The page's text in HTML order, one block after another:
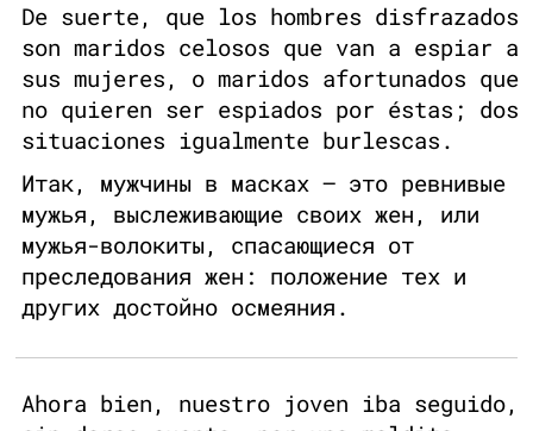
De suerte, que los hombres disfrazados
son maridos celosos que van a espiar a
sus mujeres, o maridos afortunados que
no quieren ser espiados por éstas; dos
situaciones igualmente burlescas.
Итак, мужчины в масках – это ревнивые
мужья, выслеживающие своих жен, или
мужья-волокиты, спасающиеся от
преследования жен: положение тех и
других достойно осмеяния.
Ahora bien, nuestro joven iba seguido,